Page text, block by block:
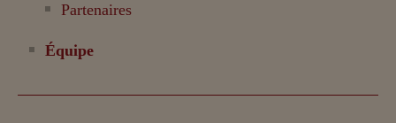
Partenaires
Équipe